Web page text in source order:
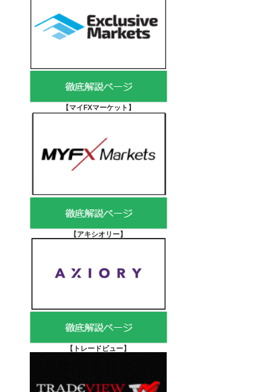
【マイFXマーケット 】
【アキシオリー】
【 トレードビュー】